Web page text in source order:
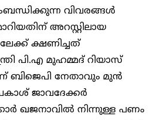
വിവരങ്ങൾ
അറസ്റ്റിലായ
ക്ഷണിച്ചത്
പി.എ മുഹമ്മദ് റിയാസ്
ബിജെപി നേതാവും മുൻ
ജാവദേക്കർ
ഖജനാവിൽ നിന്നുള്ള പണം